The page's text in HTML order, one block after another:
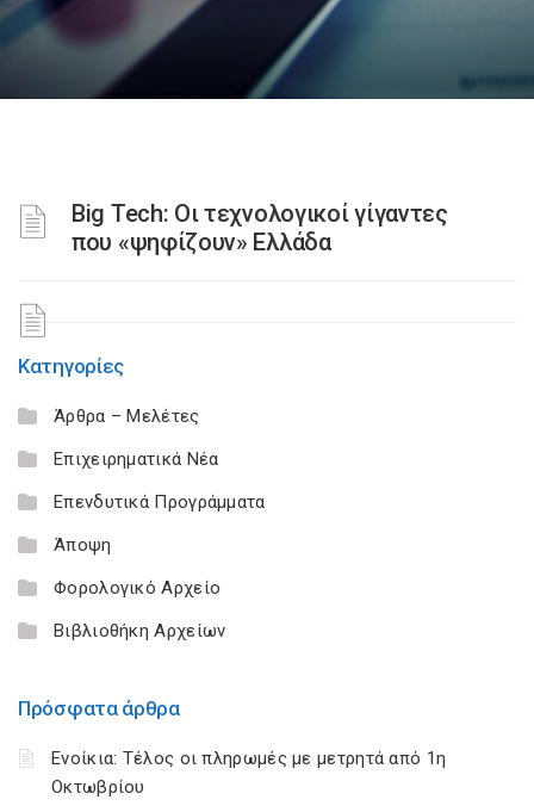
Big Tech: Οι τεχνολογικοί γίγαντες
που «ψηφίζουν» Ελλάδα
Κατηγορίες
Άρθρα – Μελέτες
Επιχειρηματικά Νέα
Επενδυτικά Προγράμματα
Άποψη
Φορολογικό Αρχείο
Βιβλιοθήκη Αρχείων
Πρόσφατα άρθρα
Ενοίκια: Τέλος οι πληρωμές με μετρητά από 1η
Οκτωβρίου